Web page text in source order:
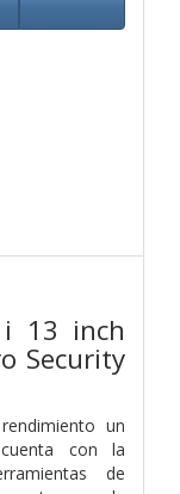
13 inch
Security
un
con la
de